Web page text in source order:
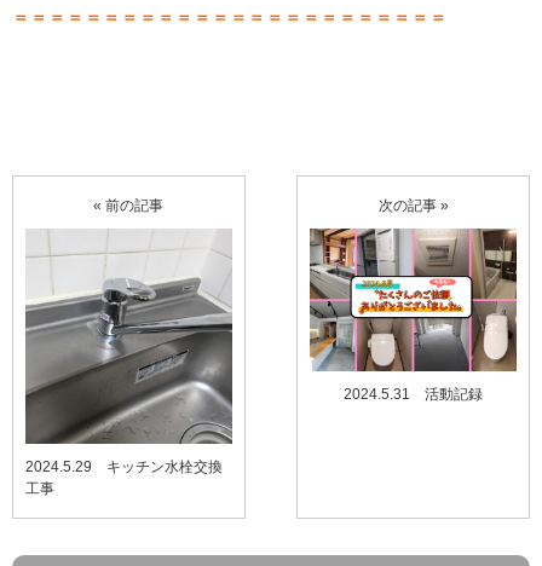
＝＝＝＝＝＝＝＝＝＝＝＝＝＝＝＝＝＝＝＝＝＝＝＝
« 前の記事
2024.5.29 キッチン水栓交換
工事
次の記事 »
2024.5.31 活動記録